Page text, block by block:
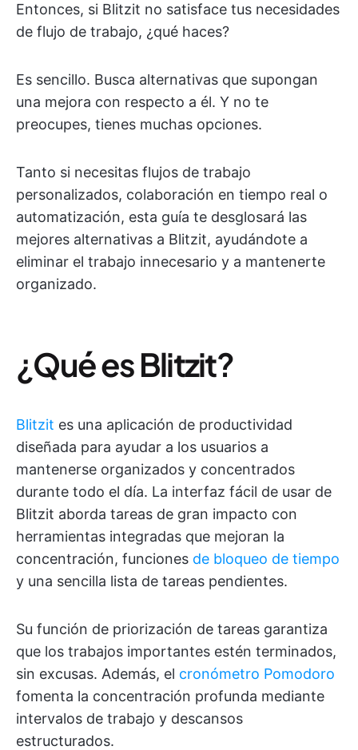
Entonces, si Blitzit no satisface tus necesidades
de flujo de trabajo, ¿qué haces?
Es sencillo. Busca alternativas que supongan
una mejora con respecto a él. Y no te
preocupes, tienes muchas opciones.
Tanto si necesitas flujos de trabajo
personalizados, colaboración en tiempo real o
automatización, esta guía te desglosará las
mejores alternativas a Blitzit, ayudándote a
eliminar el trabajo innecesario y a mantenerte
organizado.
¿Qué es Blitzit?
Blitzit es una aplicación de productividad
diseñada para ayudar a los usuarios a
mantenerse organizados y concentrados
durante todo el día. La interfaz fácil de usar de
Blitzit aborda tareas de gran impacto con
herramientas integradas que mejoran la
concentración, funciones de bloqueo de tiempo
y una sencilla lista de tareas pendientes.
Su función de priorización de tareas garantiza
que los trabajos importantes estén terminados,
sin excusas. Además, el cronómetro Pomodoro
fomenta la concentración profunda mediante
intervalos de trabajo y descansos
estructurados.